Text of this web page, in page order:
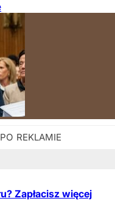
Zapłacisz więcej